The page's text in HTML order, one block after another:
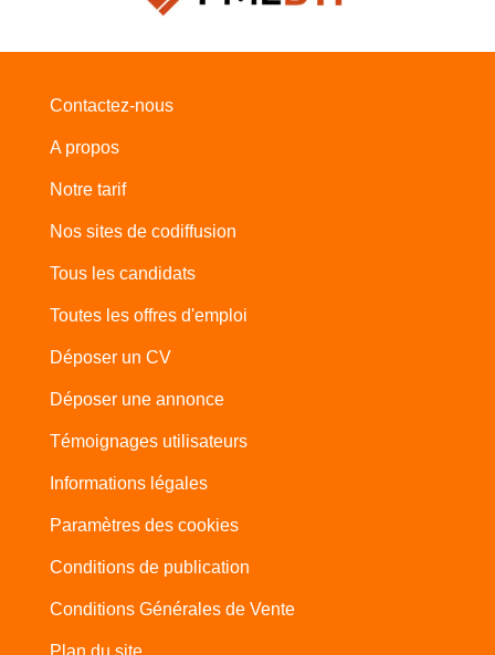
Contactez-nous
A propos
Notre tarif
Nos sites de codiffusion
Tous les candidats
Toutes les offres d'emploi
Déposer un CV
Déposer une annonce
Témoignages utilisateurs
Informations légales
Paramètres des cookies
Conditions de publication
Conditions Générales de Vente